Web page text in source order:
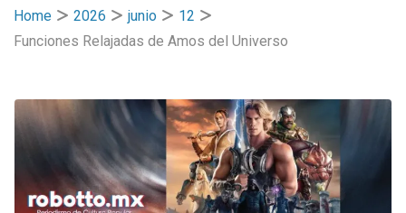
Home
2026 junio
12
Funciones Relajadas de Amos del Universo